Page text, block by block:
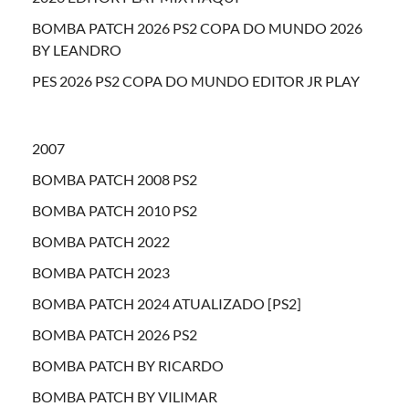
BOMBA PATCH 2026 PS2 COPA DO MUNDO 2026
BY LEANDRO
PES 2026 PS2 COPA DO MUNDO EDITOR JR PLAY
2007
BOMBA PATCH 2008 PS2
BOMBA PATCH 2010 PS2
BOMBA PATCH 2022
BOMBA PATCH 2023
BOMBA PATCH 2024 ATUALIZADO [PS2]
BOMBA PATCH 2026 PS2
BOMBA PATCH BY RICARDO
BOMBA PATCH BY VILIMAR